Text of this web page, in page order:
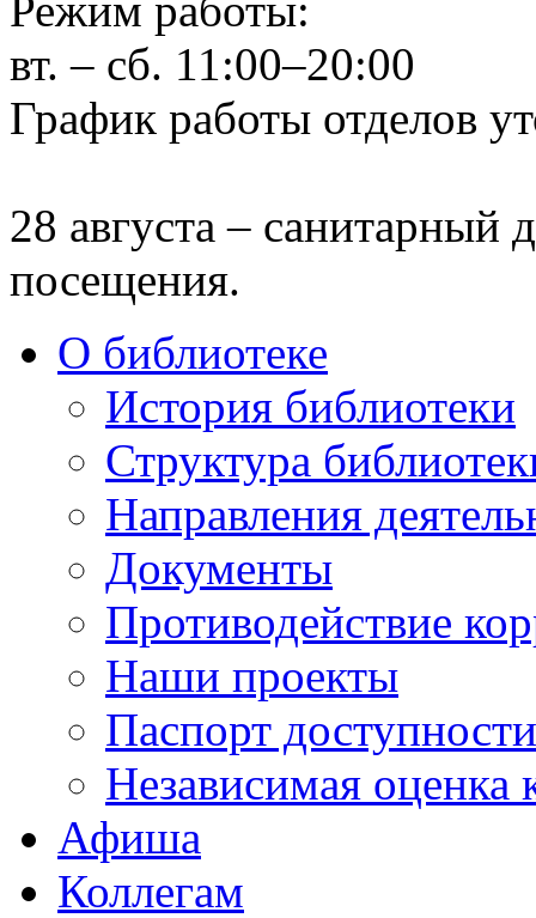
вт. – сб. 11:00–20:00
График работы отделов
28 августа – санитарный
посещения.
О библиотеке
История библиотеки
Структура
Направления
Документы
Противодействие
Наши проекты
Паспорт доступности
Независимая оценка
Афиша
Коллегам